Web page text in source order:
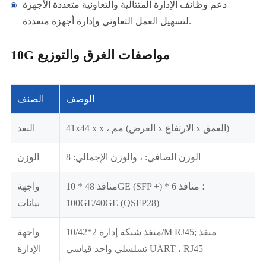
دعم وظائف الإدارة المتتالية والتعاونية متعددة الأجهزة
لتسهيل العمل التعاوني وإدارة أجهزة متعددة.
10G مواصفات الغرق والتوزيع
الصنف الوصف
البعد 41x44 x x ، مم (العرض x الارتفاع x العمق)
الوزن الوزن الصافي: ، والوزن الإجمالي: 8
واجهة
بيانات
منافذ 48 * 10GE (SFP +) ؛ منافذ 6 *
100GE/40GE (QSFP28)
واجهة
الإدارة
منفذ شبكة إدارة 2*10/42/M RJ45; منفذ
تسلسلي واحد قياسي UART ، RJ45